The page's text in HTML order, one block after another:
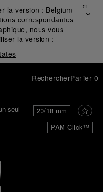
la version : Belgium
correspondantes
nous vous
la version :
Fermer
✕
RechercherPanier 0
PAM Click™
20/18 mm
seul